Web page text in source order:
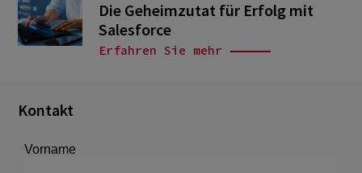
Die Geheimzutat für Erfolg mit
Salesforce
Erfahren Sie mehr
Kontakt